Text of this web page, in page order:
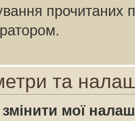
прочитаних
та
мої